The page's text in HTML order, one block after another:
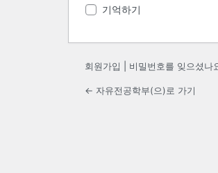
기억하기
회원가입 비밀번호를 잊으셨나
← 자유전공학부(으)로 가기